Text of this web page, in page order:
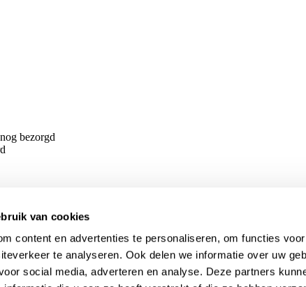
van cookies
content en advertenties te personaliseren, om functies
te analyseren. Ook delen we informatie over uw
social media, adverteren en analyse. Deze partners
bezorgd